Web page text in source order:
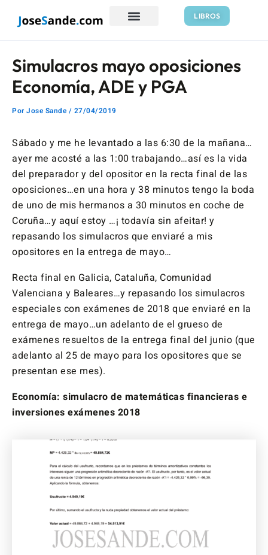
LIBROS
Simulacros mayo oposiciones
Economía, ADE y PGA
Por Jose Sande / 27/04/2019
Sábado y me he levantado a las 6:30 de la mañana…
ayer me acosté a las 1:00 trabajando…así es la vida
del preparador y del opositor en la recta final de las
oposiciones…en una hora y 38 minutos tengo la boda
de uno de mis hermanos a 30 minutos en coche de
Coruña…y aquí estoy …¡ todavía sin afeitar! y
repasando los simulacros que enviaré a mis
opositores en la entrega de mayo…
Recta final en Galicia, Cataluña, Comunidad
Valenciana y Baleares…y repasando los simulacros
especiales con exámenes de 2018 que enviaré en la
entrega de mayo…un adelanto de el grueso de
exámenes resueltos de la entrega final del junio (que
adelanto al 25 de mayo para los opositores que se
presentan ese mes).
Economía: simulacro de matemáticas financieras e
inversiones exámenes 2018
de